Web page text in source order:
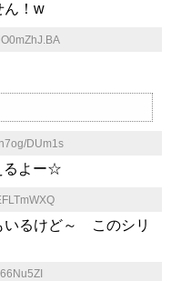
ん！w
DUm1s
るよー☆
るけど～ このシリ